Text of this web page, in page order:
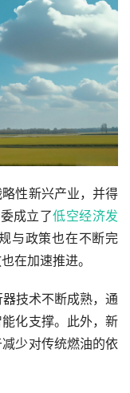
性新兴产业，并得
成立了低空经济发
与政策也在不断完
在加速推进。
技术不断成熟，通
化支撑。此外，新
少对传统燃油的依